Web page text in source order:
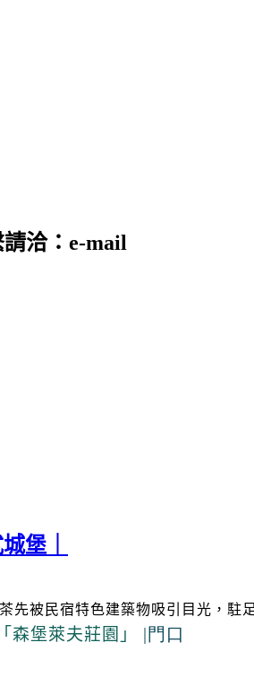
洽：e-mail
堡｜
先被民宿特色建築物吸引目光，駐
「森堡萊夫莊園」 |門口